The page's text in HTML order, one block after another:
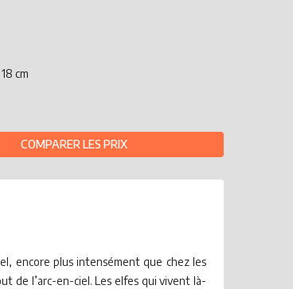
cm
COMPARER LES PRIX
encore plus intensément que chez les
de l’arc-en-ciel. Les elfes qui vivent là-